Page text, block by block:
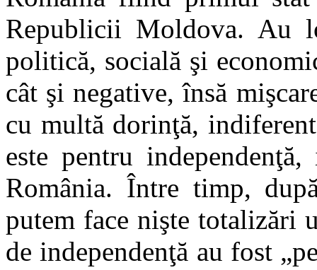
Republicii Moldova. Au
politică, socială şi
cât şi negative, însă
cu multă dorinţă,
este pentru
România. Între timp,
putem face nişte totalizări
de independenţă au fost